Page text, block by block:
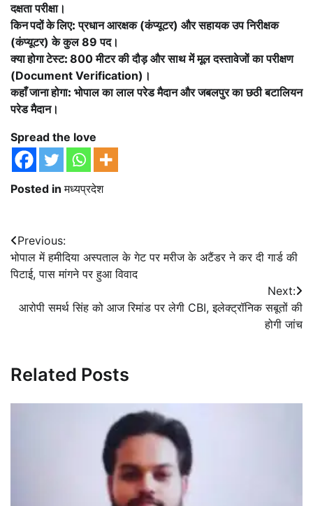
दक्षता परीक्षा।
किन पदों के लिए: प्रधान आरक्षक (कंप्यूटर) और सहायक उप निरीक्षक
(कंप्यूटर) के कुल 89 पद।
क्या होगा टेस्ट: 800 मीटर की दौड़ और साथ में मूल दस्तावेजों का परीक्षण
(Document Verification)।
कहाँ जाना होगा: भोपाल का लाल परेड मैदान और जबलपुर का छठी बटालियन
परेड मैदान।
Spread the love
Posted inमध्यप्रदेश
Post
navigation
Previous:
भोपाल में हमीदिया अस्पताल के गेट पर मरीज के अटैंडर ने कर दी गार्ड की
पिटाई, पास मांगने पर हुआ विवाद
Next:
आरोपी समर्थ सिंह को आज रिमांड पर लेगी CBI, इलेक्ट्रॉनिक सबूतों की
होगी जांच
Related Posts